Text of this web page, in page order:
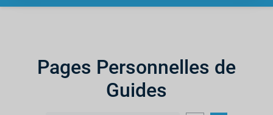
Pages Personnelles de
Guides